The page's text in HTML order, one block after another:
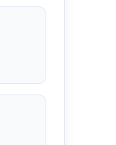
कार्ड
गरीब